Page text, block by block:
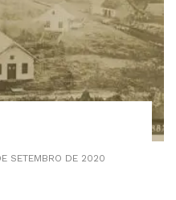
SETEMBRO DE 2020